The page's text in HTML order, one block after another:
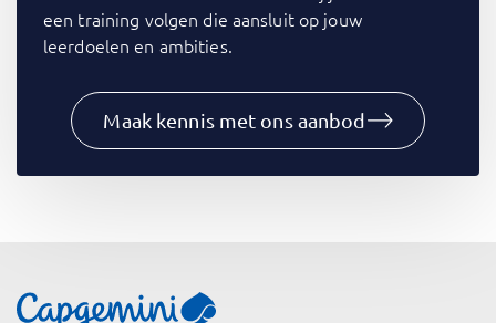
een training volgen die aansluit op jouw
leerdoelen en ambities.
Maak kennis met ons aanbod